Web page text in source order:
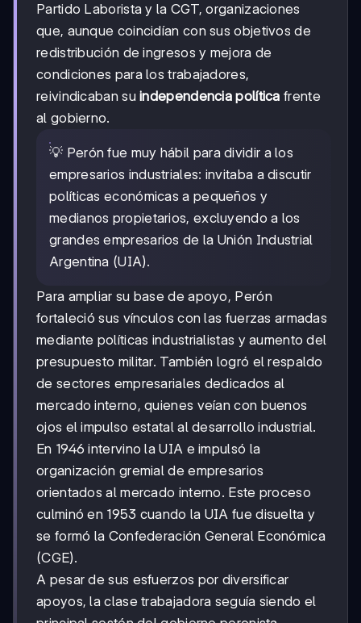
Partido Laborista y la CGT, organizaciones
que, aunque coincidían con sus objetivos de
redistribución de ingresos y mejora de
condiciones para los trabajadores,
reivindicaban suindependencia política frente
al gobierno.
💡 Perón fue muy hábil para dividir a los
empresarios industriales: invitaba a discutir
políticas económicas a pequeños y
medianos propietarios, excluyendo a los
grandes empresarios de la Unión Industrial
Argentina (UIA).
Para ampliar su base de apoyo, Perón
fortaleció sus vínculos con las fuerzas armadas
mediante políticas industrialistas y aumento del
presupuesto militar. También logró el respaldo
de sectores empresariales dedicados al
mercado interno, quienes veían con buenos
ojos el impulso estatal al desarrollo industrial.
En 1946 intervino la UIA e impulsó la
organización gremial de empresarios
orientados al mercado interno. Este proceso
culminó en 1953 cuando la UIA fue disuelta y
se formó la Confederación General Económica
(CGE).
A pesar de sus esfuerzos por diversificar
apoyos, la clase trabajadora seguía siendo el